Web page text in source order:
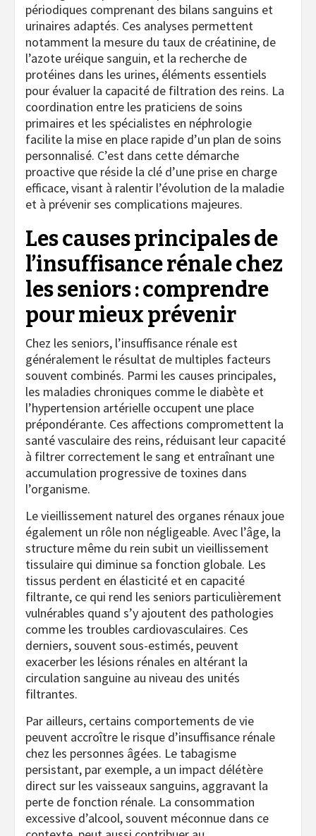
périodiques comprenant des bilans sanguins et
urinaires adaptés. Ces analyses permettent
notamment la mesure du taux de créatinine, de
l’azote uréique sanguin, et la recherche de
protéines dans les urines, éléments essentiels
pour évaluer la capacité de filtration des reins. La
coordination entre les praticiens de soins
primaires et les spécialistes en néphrologie
facilite la mise en place rapide d’un plan de soins
personnalisé. C’est dans cette démarche
proactive que réside la clé d’une prise en charge
efficace, visant à ralentir l’évolution de la maladie
et à prévenir ses complications majeures.
Les causes principales de
l’insuffisance rénale chez
les seniors : comprendre
pour mieux prévenir
Chez les seniors, l’insuffisance rénale est
généralement le résultat de multiples facteurs
souvent combinés. Parmi les causes principales,
les maladies chroniques comme le diabète et
l’hypertension artérielle occupent une place
prépondérante. Ces affections compromettent la
santé vasculaire des reins, réduisant leur capacité
à filtrer correctement le sang et entraînant une
accumulation progressive de toxines dans
l’organisme.
Le vieillissement naturel des organes rénaux joue
également un rôle non négligeable. Avec l’âge, la
structure même du rein subit un vieillissement
tissulaire qui diminue sa fonction globale. Les
tissus perdent en élasticité et en capacité
filtrante, ce qui rend les seniors particulièrement
vulnérables quand s’y ajoutent des pathologies
comme les troubles cardiovasculaires. Ces
derniers, souvent sous-estimés, peuvent
exacerber les lésions rénales en altérant la
circulation sanguine au niveau des unités
filtrantes.
Par ailleurs, certains comportements de vie
peuvent accroître le risque d’insuffisance rénale
chez les personnes âgées. Le tabagisme
persistant, par exemple, a un impact délétère
direct sur les vaisseaux sanguins, aggravant la
perte de fonction rénale. La consommation
excessive d’alcool, souvent méconnue dans ce